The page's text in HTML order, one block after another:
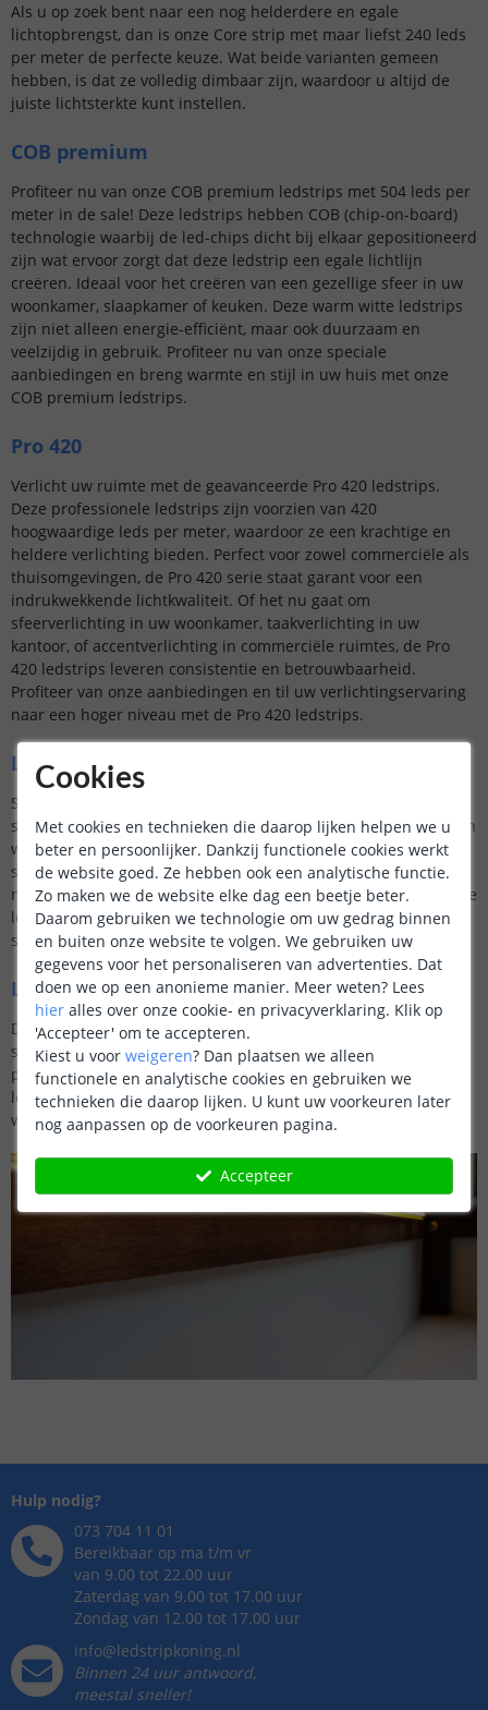
Als u op zoek bent naar een nog helderdere en egale
lichtopbrengst, dan is onze Core strip met maar liefst 240 leds
per meter de perfecte keuze. Wat beide varianten gemeen
hebben, is dat ze volledig dimbaar zijn, waardoor u altijd de
juiste lichtsterkte kunt instellen.
COB premium
Profiteer nu van onze COB premium ledstrips met 504 leds per
meter in de sale! Deze ledstrips hebben COB (chip-on-board)
technologie waarbij de led-chips dicht bij elkaar gepositioneerd
zijn wat ervoor zorgt dat deze ledstrip een egale lichtlijn
creëren. Ideaal voor het creëren van een gezellige sfeer in uw
woonkamer, slaapkamer of keuken. Deze warm witte ledstrips
zijn niet alleen energie-efficiënt, maar ook duurzaam en
veelzijdig in gebruik. Profiteer nu van onze speciale
aanbiedingen en breng warmte en stijl in uw huis met onze
COB premium ledstrips.
Pro 420
Verlicht uw ruimte met de geavanceerde Pro 420 ledstrips.
Deze professionele ledstrips zijn voorzien van 420
hoogwaardige leds per meter, waardoor ze een krachtige en
heldere verlichting bieden. Perfect voor zowel commerciële als
thuisomgevingen, de Pro 420 serie staat garant voor een
indrukwekkende lichtkwaliteit. Of het nu gaat om
sfeerverlichting in uw woonkamer, taakverlichting in uw
kantoor, of accentverlichting in commerciële ruimtes, de Pro
420 ledstrips leveren consistentie en betrouwbaarheid.
Profiteer van onze aanbiedingen en til uw verlichtingservaring
naar een hoger niveau met de Pro 420 ledstrips.
Led strip dimmer of snoerschakelaar
Standaard zijn de complete ledstrip sets uitgerust met een
snoerschakelaar. Omdat het gaat om dimbare led strips bieden
we echter ook led dimmers: van een eenvoudige led
snoerdimmer tot een draadloze led dimmer tot een luxe led
muurdimmer. We hebben voor iedere toepassing een geschikte
led dimmer waarmee u de lichtsterkte van uw Warm Witte led
strip geheel naar wens kunt instellen.
Led strip adapter
De led strip adapter voorziet de led strip van de juiste
spanning die ervoor zorgt dat u gedurende een zeer lange
periode kunt genieten van trilling- en storingsvrij licht. De
ledstrip adapters zijn voorzien van het CE en RoHS keurmerk
waardoor ze voldoen aan alle veiligheidseisen.
Hulp nodig?
073 704 11 01
Bereikbaar op ma t/m vr
van 9.00 tot 22.00 uur
Zaterdag van 9.00 tot 17.00 uur
Zondag van 12.00 tot 17.00 uur
info@ledstripkoning.nl
Binnen 24 uur antwoord,
meestal sneller!
Cookies
Met cookies en technieken die daarop lijken helpen we u
beter en persoonlijker. Dankzij functionele cookies werkt
de website goed. Ze hebben ook een analytische functie.
Zo maken we de website elke dag een beetje beter.
Daarom gebruiken we technologie om uw gedrag binnen
en buiten onze website te volgen. We gebruiken uw
gegevens voor het personaliseren van advertenties. Dat
doen we op een anonieme manier. Meer weten? Lees
hier alles over onze cookie- en privacyverklaring. Klik op
'Accepteer' om te accepteren.
Kiest u voor weigeren? Dan plaatsen we alleen
functionele en analytische cookies en gebruiken we
technieken die daarop lijken. U kunt uw voorkeuren later
nog aanpassen op de voorkeuren pagina.
Accepteer